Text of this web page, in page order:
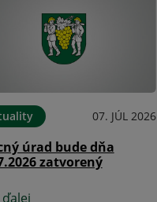
07. JÚL 2026
úrad bude dňa
zatvorený